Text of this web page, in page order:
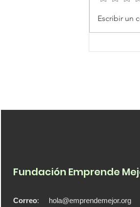
Digital
Escribir un
Fundación Emprende
Correo: hola@emprendemejor.org